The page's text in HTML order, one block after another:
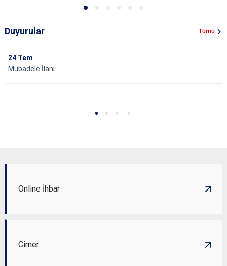
Duyurular Tümü
24 Tem
Mübadele İlanı
Online İhbar
Cimer